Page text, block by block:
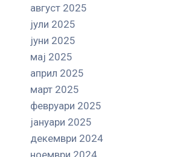
август 2025
јули 2025
јуни 2025
мај 2025
април 2025
март 2025
февруари 2025
јануари 2025
декември 2024
ноември 2024